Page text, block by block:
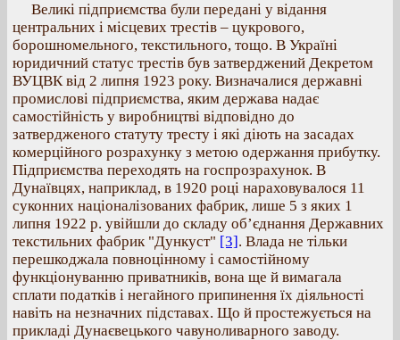
Великі підприємства були передані у відання
центральних і місцевих трестів – цукрового,
борошномельного, текстильного, тощо. В Україні
юридичний статус трестів був затверджений Декретом
ВУЦВК від 2 липня 1923 року. Визначалися державні
промислові підприємства, яким держава надає
самостійність у виробництві відповідно до
затвердженого статуту тресту і які діють на засадах
комерційного розрахунку з метою одержання прибутку.
Підприємства переходять на госпрозрахунок. В
Дунаївцях, наприклад, в 1920 році нараховувалося 11
суконних націоналізованих фабрик, лише 5 з яких 1
липня 1922 р. увійшли до складу об’єднання Державних
текстильних фабрик "Дункуст" [3]. Влада не тільки
перешкоджала повноцінному і самостійному
функціонуванню приватників, вона ще й вимагала
сплати податків і негайного припинення їх діяльності
навіть на незначних підставах. Що й простежується на
прикладі Дунаєвецького чавуноливарного заводу.